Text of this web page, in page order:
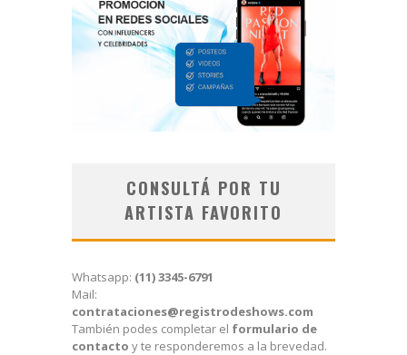
CONSULTÁ POR TU
ARTISTA FAVORITO
Whatsapp: (11) 3345-6791
Mail:
contrataciones@registrodeshows.com
También podes completar el formulario de
contacto y te responderemos a la brevedad.